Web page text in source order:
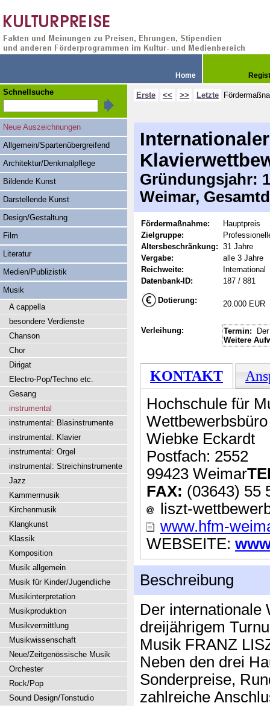
Home
Erste << >> Letzte
Gründungsjahr:
Weimar,
Fördermaßnahme:
Hauptpreis
Zielgruppe:
Altersbeschränkung: 31 Jahre
Vergabe:
alle 3 Jahre
Reichweite:
International
Datenbank-ID:
187 / 881
Dotierung: 20.000 EUR
Verleihung: Termin:
Weitere
KONTAKT
Hochschule für
Wettbewerbsbüro
Wiebke Eckardt
Postfach: 2552
99423 Weimar
FAX: (03643) 55
liszt-
www.hfm-
WEBSEITE:
Beschreibung
Der internationale
dreijährigem
Musik FRANZ
Neben den drei
Sonderpreise,
zahlreiche
Schnellsuche
Neue Auszeichnungen
Allgemein/Spartenübergreifend
Architektur/Denkmalpflege
Bildende Kunst
Darstellende Kunst
Design/Gestaltung
Film
Literatur
Medien/Publizistik
Musik
A cappella
besondere Verdienste
Chanson
Chor
Dirigat
Electro-Pop/Techno etc.
Gesang
instrumental
instrumental: Blasinstrumente
instrumental: Klavier
instrumental: Orgel
instrumental: Streichinstrumente
Jazz
Kammermusik
Kirchenmusik
Klangkunst
Klassik
Komposition
Musik allgemein
Musik für Kinder/Jugendliche
Musikinterpretation
Musikproduktion
Musikvermittlung
Musikwissenschaft
Neue/Zeitgenössische Musik
Orchester
Rock/Pop
Sound Design/Tonstudio